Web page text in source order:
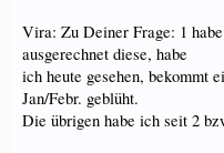
Vira: Zu Deiner Frage: 1
ausgerechnet diese, habe
ich heute gesehen, bekommt
Jan/Febr. geblüht.
Die übrigen habe ich seit 2